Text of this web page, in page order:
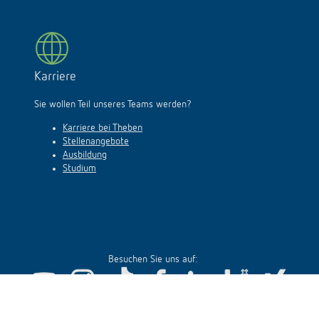
Karriere
Sie wollen Teil unseres Teams werden?
Karriere bei Theben
Stellenangebote
Ausbildung
Studium
Besuchen Sie uns auf: